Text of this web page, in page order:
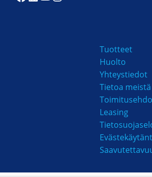
Tuotteet
Huolto
Yhteystiedot
Tietoa meistä
Leasing